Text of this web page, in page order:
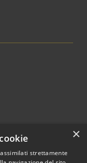
×
strettamente